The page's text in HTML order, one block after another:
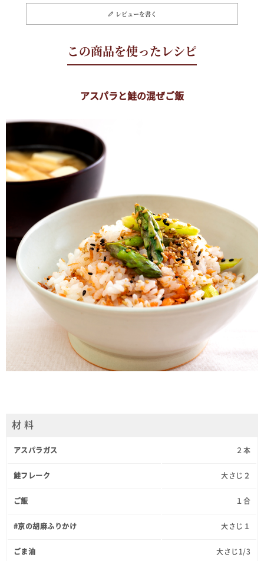
レビューを書く
アスパラと鮭の混ぜご飯
材 料
アスパラガス ２本
鮭フレーク 大さじ２
ご飯 １合
#京の胡麻ふりかけ 大さじ１
ごま油 大さじ1/3